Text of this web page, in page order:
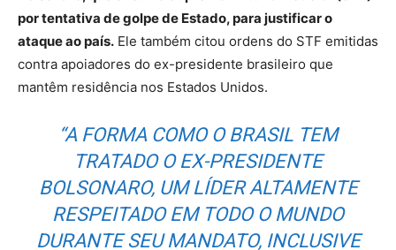
por tentativa de golpe de Estado, para justificar o
ataque ao país. Ele também citou ordens do STF emitidas
contra apoiadores do ex-presidente brasileiro que
mantêm residência nos Estados Unidos.
“A FORMA COMO O BRASIL TEM
TRATADO O EX-PRESIDENTE
BOLSONARO, UM LÍDER ALTAMENTE
RESPEITADO EM TODO O MUNDO
DURANTE SEU MANDATO, INCLUSIVE